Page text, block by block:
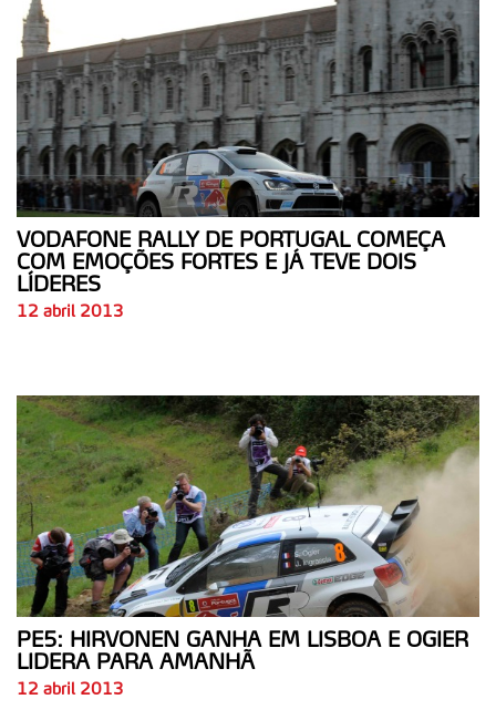
VODAFONE RALLY DE PORTUGAL COMEÇA
COM EMOÇÕES FORTES E JÁ TEVE DOIS
LÍDERES
12 abril 2013
PE5: HIRVONEN GANHA EM LISBOA E OGIER
LIDERA PARA AMANHÃ
12 abril 2013